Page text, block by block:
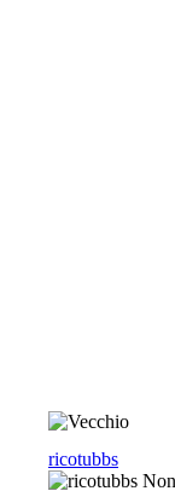
ricotubbs